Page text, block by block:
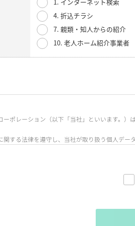
4. 折込チラシ
7. 親類・知人からの紹介
10. 老人ホーム紹介事業者
ーポレーション（以下「当社」といいます。
関する法律を遵守し、当社が取り扱う個人デ